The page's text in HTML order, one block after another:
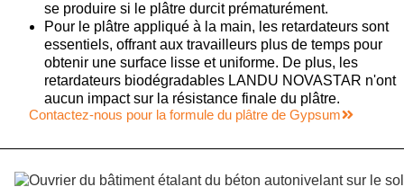
se produire si le plâtre durcit prématurément.
Pour le plâtre appliqué à la main, les retardateurs sont
essentiels, offrant aux travailleurs plus de temps pour
obtenir une surface lisse et uniforme. De plus, les
retardateurs biodégradables LANDU NOVASTAR n'ont
aucun impact sur la résistance finale du plâtre.
Contactez-nous pour la formule du plâtre de Gypsum